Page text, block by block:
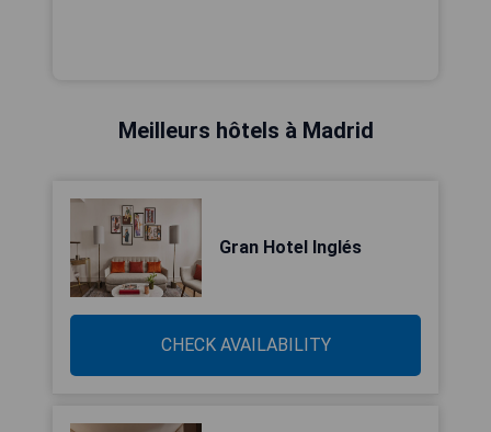
Meilleurs hôtels à Madrid
Gran Hotel Inglés
CHECK AVAILABILITY